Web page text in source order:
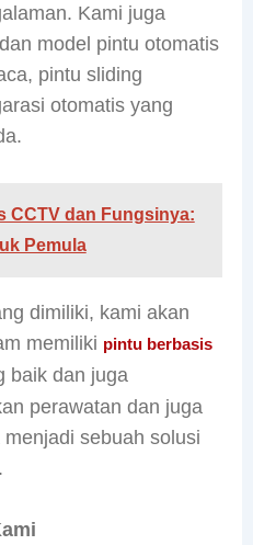
Kami juga
model pintu otomatis
pintu sliding
otomatis yang
CCTV dan Fungsinya:
Pemula
dimiliki, kami akan
memiliki pintu berbasis
baik dan juga
perawatan dan juga
sebuah solusi